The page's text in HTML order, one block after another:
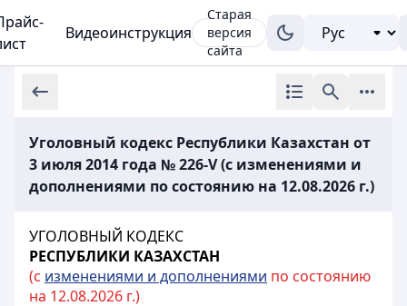
Видеоинструкция
Старая
версия
сайта
Уголовный кодекс Республики Казахстан от
3 июля 2014 года № 226-V (с изменениями и
дополнениями по состоянию на 12.08.2026 г.)
УГОЛОВНЫЙ КОДЕКС
РЕСПУБЛИКИ КАЗАХСТАН
(с изменениями и дополнениями по состоянию
на 12.08.2026 г.)